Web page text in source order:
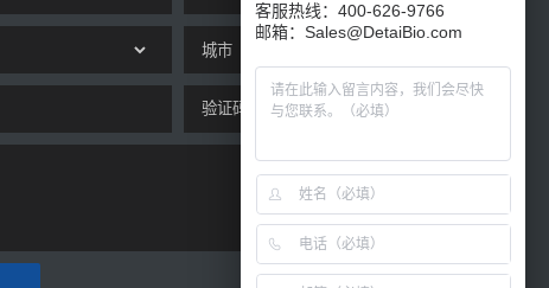
客服热线：400-626-9766
邮箱：Sales@DetaiBio.com